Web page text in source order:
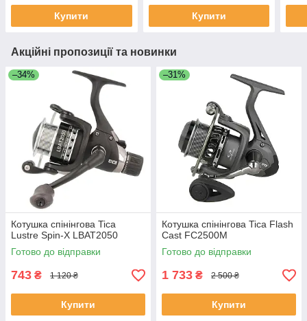
Купити Купити
Акційні пропозиції та новинки
–34%
Котушка спінінгова Tica
Lustre Spin-X LBAT2050
Готово до відправки
743 ₴ 1 120 ₴
Купити
–31%
Котушка спінінгова Tica Flash
Cast FC2500M
Готово до відправки
1 733 ₴ 2 500 ₴
Купити